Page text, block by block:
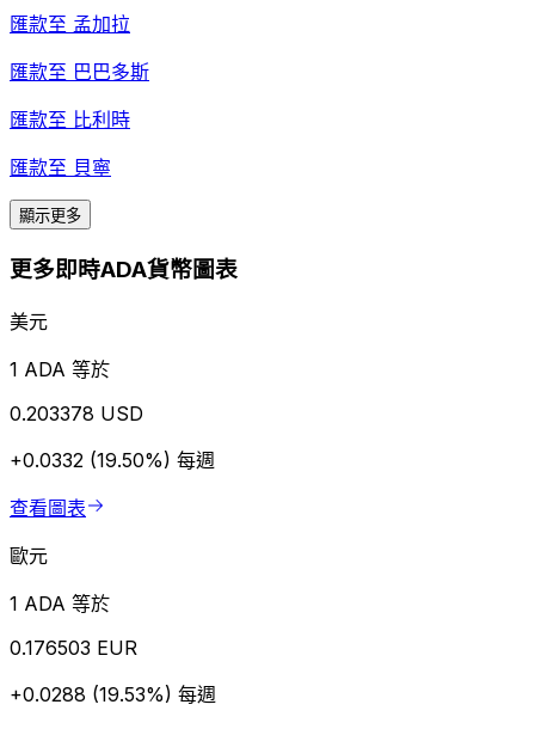
匯款至 孟加拉
匯款至 巴巴多斯
匯款至 比利時
匯款至 貝寧
顯示更多
更多即時ADA貨幣圖表
美元
1 ADA 等於
0.203378 USD
+0.0332 (19.50%) 每週
查看圖表
歐元
1 ADA 等於
0.176503 EUR
+0.0288 (19.53%) 每週